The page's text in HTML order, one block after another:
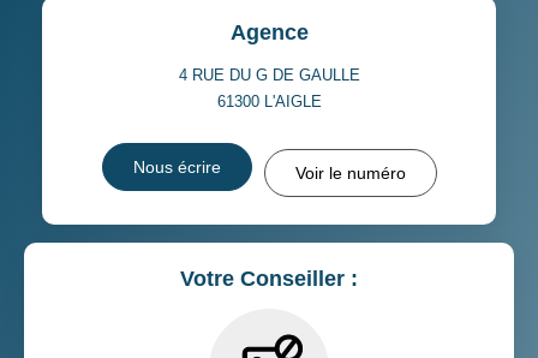
Agence
4 RUE DU G DE GAULLE
61300 L'AIGLE
Nous écrire Voir le numéro
Votre Conseiller :